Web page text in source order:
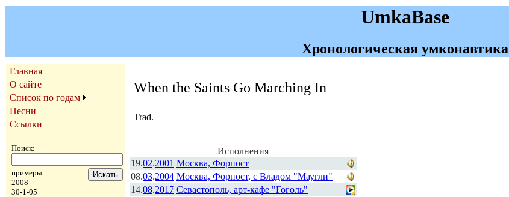
UmkaBase
Хронологическая умконавтика
Главная
О сайте
Список по годам
Песни
Ссылки
Поиск:
примеры:
2008
30-1-05
When the Saints Go Marching In
Trad.
Исполнения
19.02.2001 Москва, Форпост
08.03.2004 Москва, Форпост, с Владом "Маугли"
14.08.2017 Севастополь, арт-кафе "Гоголь"